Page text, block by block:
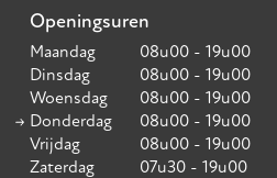
Openingsuren
Maandag
08u00 - 19u00
Dinsdag
08u00 - 19u00
Woensdag
08u00 - 19u00
Donderdag
08u00 - 19u00
Vrijdag
08u00 - 19u00
Zaterdag
07u30 - 19u00